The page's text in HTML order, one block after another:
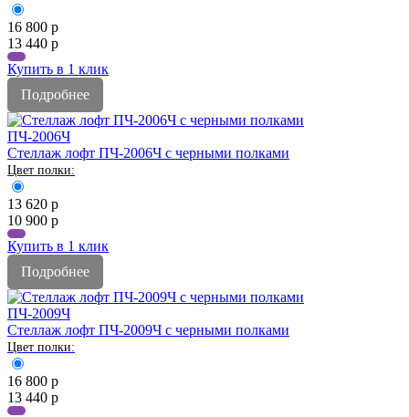
16 800 р
13 440 р
Купить в 1 клик
Подробнее
ПЧ-2006Ч
Стеллаж лофт ПЧ-2006Ч с черными полками
13 620 р
10 900 р
Купить в 1 клик
Подробнее
ПЧ-2009Ч
Стеллаж лофт ПЧ-2009Ч с черными полками
16 800 р
13 440 р